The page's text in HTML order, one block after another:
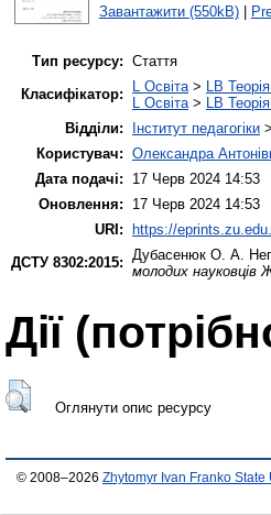
Завантажити (550kB)|
Тип ресурсу: Стаття
Класифікатор:
L Освіта> LB
L Освіта> LB
Відділи:
Інститут педагогіки >
Користувач: Олександра
Дата подачі:
17 Черв 2024 14:53
Оновлення:
17 Черв 2024 14:53
URI:
https://
ДСТУ 8302:2015: Дубасенюк О. А.
молодих науковців
Дії
Оглянути опис ресурсу
© 2008–2026 Zhytomyr Ivan Franko State